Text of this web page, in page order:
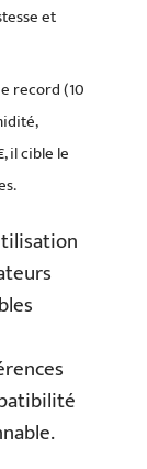
et
record (10
il cible le